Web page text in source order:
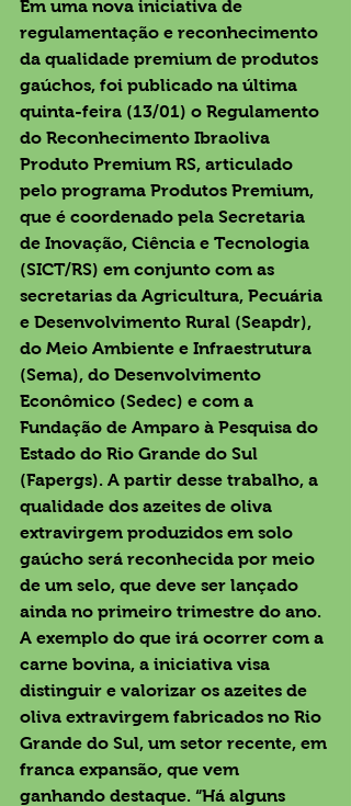
Em uma nova iniciativa de
regulamentação e reconhecimento
da qualidade premium de produtos
gaúchos, foi publicado na última
quinta-feira (13/01) o Regulamento
do Reconhecimento Ibraoliva
Produto Premium RS, articulado
pelo programa Produtos Premium,
que é coordenado pela Secretaria
de Inovação, Ciência e Tecnologia
(SICT/RS) em conjunto com as
secretarias da Agricultura, Pecuária
e Desenvolvimento Rural (Seapdr),
do Meio Ambiente e Infraestrutura
(Sema), do Desenvolvimento
Econômico (Sedec) e com a
Fundação de Amparo à Pesquisa do
Estado do Rio Grande do Sul
(Fapergs). A partir desse trabalho, a
qualidade dos azeites de oliva
extravirgem produzidos em solo
gaúcho será reconhecida por meio
de um selo, que deve ser lançado
ainda no primeiro trimestre do ano.
A exemplo do que irá ocorrer com a
carne bovina, a iniciativa visa
distinguir e valorizar os azeites de
oliva extravirgem fabricados no Rio
Grande do Sul, um setor recente, em
franca expansão, que vem
ganhando destaque. “Há alguns